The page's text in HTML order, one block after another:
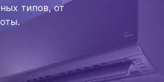
к работе